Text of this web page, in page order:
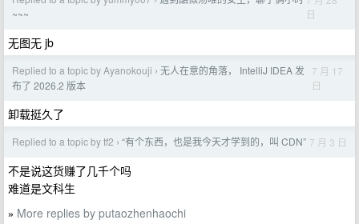
~~~
日
无图无 jb
Replied to a topic by Ayanokouji › 无人在意的角落， IntelliJ IDEA 发
布了 2026.2 版本
7 月 17
日
卸载挺久了
Replied to a topic by tf2 › “有个东西，也是我今天才学到的，叫 CDN” 7 月 3 日
不是说这货赚了几千个吗
难道是文科生
» More replies by putaozhenhaochi